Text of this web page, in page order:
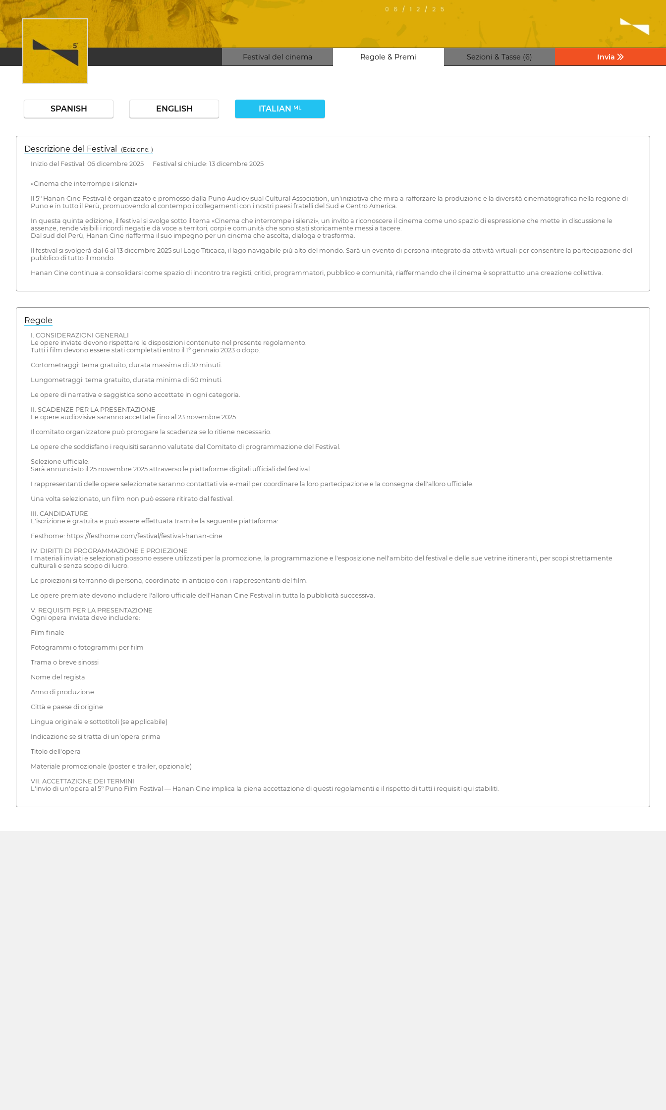
Festival del cinema Regole & Premi Sezioni & Tasse (6) Invia
SPANISH ENGLISH ITALIAN ML
Descrizione del Festival
( Edizione: )
Inizio del Festival: 06 dicembre 2025 Festival si chiude: 13 dicembre 2025
«Cinema che interrompe i silenzi»
Il 5° Hanan Cine Festival è organizzato e promosso dalla Puno Audiovisual Cultural Association, un'iniziativa che mira a rafforzare la produzione e la diversità cinematografica nella regione di
Puno e in tutto il Perù, promuovendo al contempo i collegamenti con i nostri paesi fratelli del Sud e Centro America.
In questa quinta edizione, il festival si svolge sotto il tema «Cinema che interrompe i silenzi», un invito a riconoscere il cinema come uno spazio di espressione che mette in discussione le
assenze, rende visibili i ricordi negati e dà voce a territori, corpi e comunità che sono stati storicamente messi a tacere.
Dal sud del Perù, Hanan Cine riafferma il suo impegno per un cinema che ascolta, dialoga e trasforma.
Il festival si svolgerà dal 6 al 13 dicembre 2025 sul Lago Titicaca, il lago navigabile più alto del mondo. Sarà un evento di persona integrato da attività virtuali per consentire la partecipazione del
pubblico di tutto il mondo.
Hanan Cine continua a consolidarsi come spazio di incontro tra registi, critici, programmatori, pubblico e comunità, riaffermando che il cinema è soprattutto una creazione collettiva.
Regole
I. CONSIDERAZIONI GENERALI
Le opere inviate devono rispettare le disposizioni contenute nel presente regolamento.
Tutti i film devono essere stati completati entro il 1° gennaio 2023 o dopo.
Cortometraggi: tema gratuito, durata massima di 30 minuti.
Lungometraggi: tema gratuito, durata minima di 60 minuti.
Le opere di narrativa e saggistica sono accettate in ogni categoria.
II. SCADENZE PER LA PRESENTAZIONE
Le opere audiovisive saranno accettate fino al 23 novembre 2025.
Il comitato organizzatore può prorogare la scadenza se lo ritiene necessario.
Le opere che soddisfano i requisiti saranno valutate dal Comitato di programmazione del Festival.
Selezione ufficiale:
Sarà annunciato il 25 novembre 2025 attraverso le piattaforme digitali ufficiali del festival.
I rappresentanti delle opere selezionate saranno contattati via e-mail per coordinare la loro partecipazione e la consegna dell'alloro ufficiale.
Una volta selezionato, un film non può essere ritirato dal festival.
III. CANDIDATURE
L'iscrizione è gratuita e può essere effettuata tramite la seguente piattaforma:
Festhome: https://festhome.com/festival/festival-hanan-cine
IV. DIRITTI DI PROGRAMMAZIONE E PROIEZIONE
I materiali inviati e selezionati possono essere utilizzati per la promozione, la programmazione e l'esposizione nell'ambito del festival e delle sue vetrine itineranti, per scopi strettamente
culturali e senza scopo di lucro.
Le proiezioni si terranno di persona, coordinate in anticipo con i rappresentanti del film.
Le opere premiate devono includere l'alloro ufficiale dell'Hanan Cine Festival in tutta la pubblicità successiva.
V. REQUISITI PER LA PRESENTAZIONE
Ogni opera inviata deve includere:
Film finale
Fotogrammi o fotogrammi per film
Trama o breve sinossi
Nome del regista
Anno di produzione
Città e paese di origine
Lingua originale e sottotitoli (se applicabile)
Indicazione se si tratta di un'opera prima
Titolo dell'opera
Materiale promozionale (poster e trailer, opzionale)
VII. ACCETTAZIONE DEI TERMINI
L'invio di un'opera al 5° Puno Film Festival — Hanan Cine implica la piena accettazione di questi regolamenti e il rispetto di tutti i requisiti qui stabiliti.